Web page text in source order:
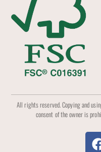
All rights reserved. Copying and
consent of the owner is